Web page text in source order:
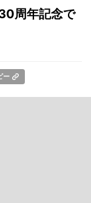
周年記念で
ー